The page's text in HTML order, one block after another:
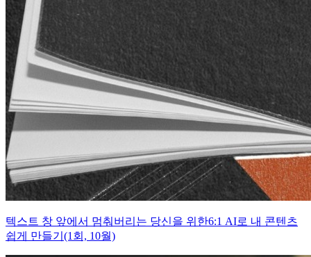
텍스트 창 앞에서 멈춰버리는 당신을 위한6:1 AI로 내 콘텐츠
쉽게 만들기(1회, 10월)